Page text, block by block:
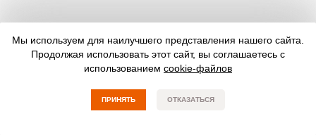
Мы используем для наилучшего представления нашего сайта.
Продолжая использовать этот сайт, вы соглашаетесь с
использованием cookie-файлов
ПРИНЯТЬ ОТКАЗАТЬСЯ